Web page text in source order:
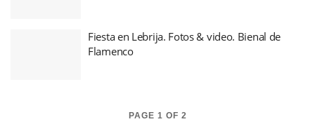
Fiesta en Lebrija. Fotos & video. Bienal de
Flamenco
PAGE 1 OF 2